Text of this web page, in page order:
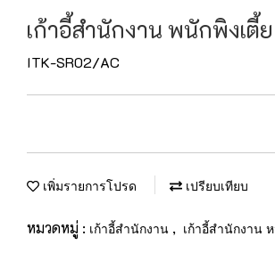
เก้าอี้สำนักงาน พนักพิงเตี้ย
ITK-SR02/AC
เพิ่มรายการโปรด เปรียบเทียบ
หมวดหมู่ : เก้าอี้สำนักงาน , เก้าอี้สำนักงาน